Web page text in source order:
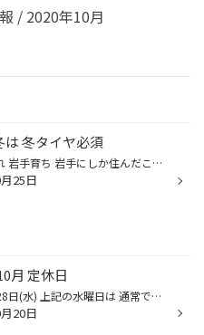
/ 2020年10月
は 冬タイヤ必須
岩手生まれ 岩手育ち 岩手にしか住んだことがありません ひなたです(￣^￣)ゞ 冬タイヤへの交換 始まりました！ 自分は このくらいの時期になると 違和感なく そろそろ交換かなー と思いますが 転勤などで 岩手に来てくださった方は いつタイヤ交換したらいい？ と 迷ってしまうようす。 当たり前っ...
25日
月 定休日
21日(水) 28日(水) 上記の水曜日は 通常ですと定休日となりますが 10月は 通常営業となります。 よろしくお願い致します。
20日